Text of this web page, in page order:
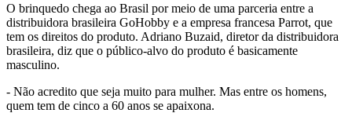
O brinquedo chega ao Brasil por meio de uma parceria entre a
distribuidora brasileira GoHobby e a empresa francesa Parrot, que
tem os direitos do produto. Adriano Buzaid, diretor da distribuidora
brasileira, diz que o público-alvo do produto é basicamente
masculino.
- Não acredito que seja muito para mulher. Mas entre os homens,
quem tem de cinco a 60 anos se apaixona.